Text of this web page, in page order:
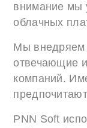
внимание мы
облачных
Мы внедряем
отвечающие
компаний.
PNN Soft